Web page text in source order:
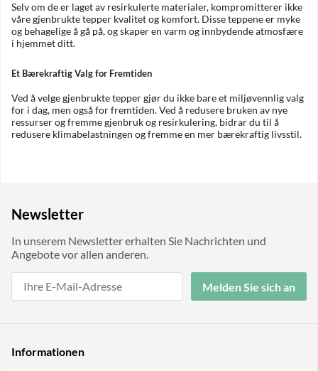
Selv om de er laget av resirkulerte materialer, kompromitterer ikke
våre gjenbrukte tepper kvalitet og komfort. Disse teppene er myke
og behagelige å gå på, og skaper en varm og innbydende atmosfære
i hjemmet ditt.
Et Bærekraftig Valg for Fremtiden
Ved å velge gjenbrukte tepper gjør du ikke bare et miljøvennlig valg
for i dag, men også for fremtiden. Ved å redusere bruken av nye
ressurser og fremme gjenbruk og resirkulering, bidrar du til å
redusere klimabelastningen og fremme en mer bærekraftig livsstil.
Newsletter
In unserem Newsletter erhalten Sie Nachrichten und
Angebote vor allen anderen.
Melden Sie sich an
Informationen